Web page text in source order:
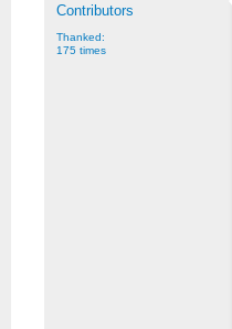
Contributors
Thanked:
175 times